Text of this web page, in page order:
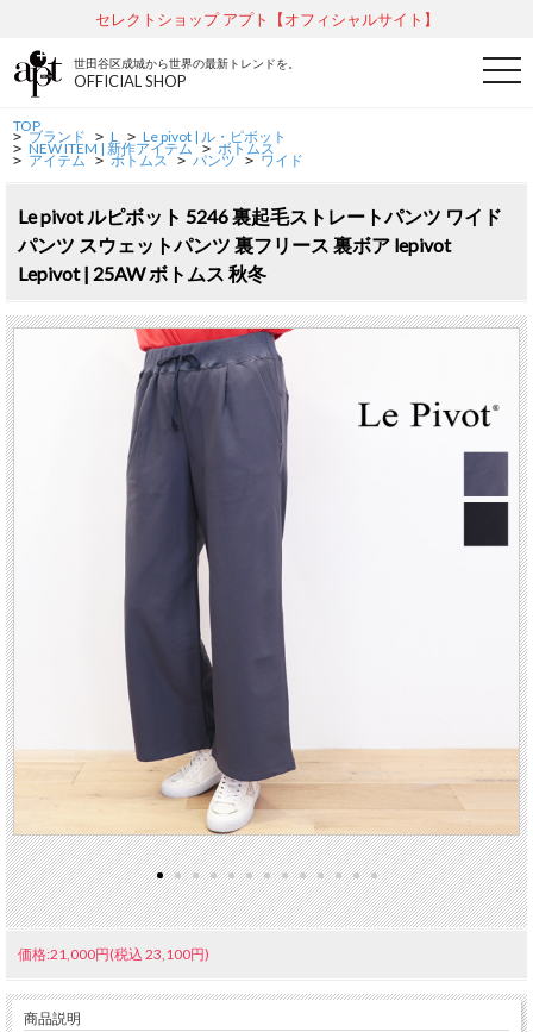
セレクトショップ アプト【オフィシャルサイト】
世田谷区成城から世界の最新トレンドを。
OFFICIAL SHOP
t
o
o
n
TOP
> ブランド > L > Le pivot | ル・ピボット
> NEW ITEM | 新作アイテム > ボトムス
> アイテム > ボトムス > パンツ > ワイド
Le pivot ルピボット 5246 裏起毛ストレートパンツ ワイド
パンツ スウェットパンツ 裏フリース 裏ボア lepivot
Lepivot | 25AW ボトムス 秋冬
価格:21,000円(税込 23,100円)
商品説明